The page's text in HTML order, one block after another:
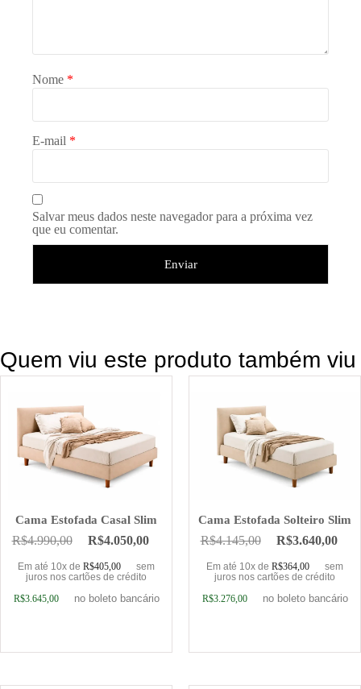
Nome *
E-mail *
Salvar meus dados neste navegador para a próxima vez
que eu comentar.
Quem viu este produto também viu
Cama Estofada Casal Slim
R$4.990,00 R$4.050,00
Em até 10x de R$405,00
sem
juros nos cartões de crédito
R$3.645,00 no boleto bancário
Cama Estofada Solteiro Slim
R$4.145,00 R$3.640,00
Em até 10x de R$364,00
sem
juros nos cartões de crédito
R$3.276,00 no boleto bancário